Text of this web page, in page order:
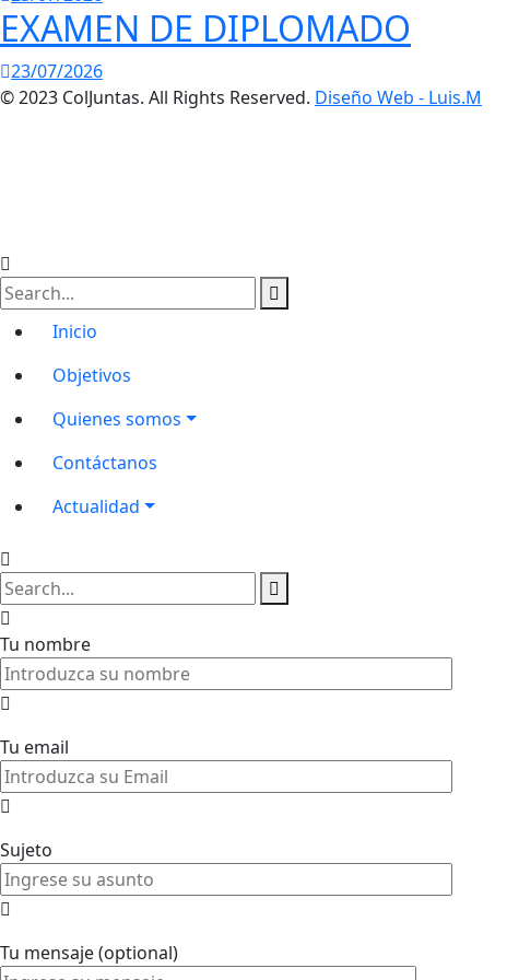
EXAMEN DE DIPLOMADO
23/07/2026
© 2023 ColJuntas. All Rights Reserved. Diseño Web - Luis.M
Inicio
Objetivos
Quienes somos
Contáctanos
Actualidad
Tu nombre
Tu email
Sujeto
Tu mensaje (optional)